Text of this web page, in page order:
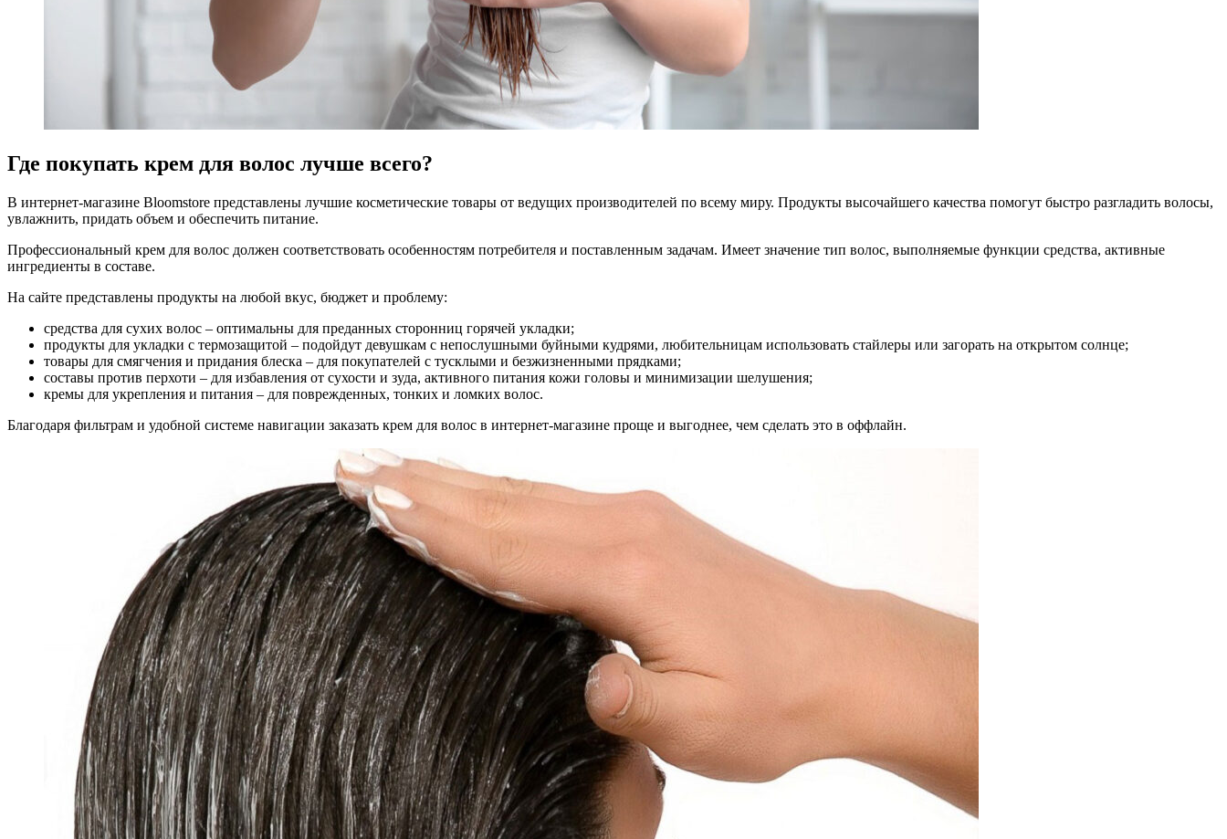
Где покупать крем для волос лучше всего?
В интернет-магазине Bloomstore представлены лучшие косметические товары от ведущих производителей по всему миру. Продукты высочайшего качества помогут быстро разгладить волосы,
увлажнить, придать объем и обеспечить питание.
Профессиональный крем для волос должен соответствовать особенностям потребителя и поставленным задачам. Имеет значение тип волос, выполняемые функции средства, активные
ингредиенты в составе.
На сайте представлены продукты на любой вкус, бюджет и проблему:
средства для сухих волос – оптимальны для преданных сторонниц горячей укладки;
продукты для укладки с термозащитой – подойдут девушкам с непослушными буйными кудрями, любительницам использовать стайлеры или загорать на открытом солнце;
товары для смягчения и придания блеска – для покупателей с тусклыми и безжизненными прядками;
составы против перхоти – для избавления от сухости и зуда, активного питания кожи головы и минимизации шелушения;
кремы для укрепления и питания – для поврежденных, тонких и ломких волос.
Благодаря фильтрам и удобной системе навигации заказать крем для волос в интернет-магазине проще и выгоднее, чем сделать это в оффлайн.